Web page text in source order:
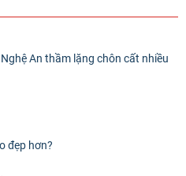
An thầm lặng chôn cất nhiều
đẹp hơn?